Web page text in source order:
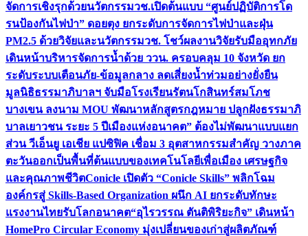
จัดการเชิงรุกด้วยนวัตกรรมวช.เปิดต้นแบบ “ศูนย์ปฏิบัติการโด
รนป้องกันไฟป่า” ดอยตุง ยกระดับการจัดการไฟป่าและฝุ่น
PM2.5 ด้วยวิจัยและนวัตกรรมวช. โชว์ผลงานวิจัยรับมืออุทกภัย
เดินหน้าบริหารจัดการน้ำด้วย ววน. ครอบคลุม 10 จังหวัด ยก
ระดับระบบเตือนภัย-ข้อมูลกลาง ลดเสี่ยงน้ำท่วมอย่างยั่งยืน
มูลนิธิธรรมาภิบาลฯ จับมือโรงเรียนรัตนโกสินทร์สมโภช
บางเขน ลงนาม MOU พัฒนาหลักสูตรกฎหมาย ปลูกฝังธรรมาภิ
บาลเยาวชน ระยะ 5 ปีเมืองแห่งอนาคต” ต้องไม่พัฒนาแบบแยก
ส่วน วีเอ็นยู เอเชีย แปซิฟิค เชื่อม 3 อุตสาหกรรมสำคัญ วางภาค
ตะวันออกเป็นพื้นที่ต้นแบบของเทคโนโลยีเพื่อเมือง เศรษฐกิจ
และคุณภาพชีวิตConicle เปิดตัว “Conicle Skills” พลิกโฉม
องค์กรสู่ Skills-Based Organization ผนึก AI ยกระดับทักษะ
แรงงานไทยรับโลกอนาคต“อุไรวรรณ ตันติพิริยะกิจ” เดินหน้า
HomePro Circular Economy มุ่งเปลี่ยนของเก่าสู่ผลิตภัณฑ์